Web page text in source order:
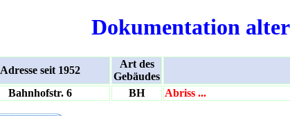
Dokumentation
Adresse seit 1952
Art des
Gebäudes
Bahnhofstr. 6 BH Abriss ...